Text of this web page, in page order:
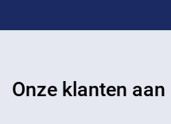
Onze klanten